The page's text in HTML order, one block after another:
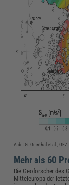
Abb.: G. Grünthal et al., GFZ
Mehr als 60
Die Geoforscher des
Mitteleuropa der